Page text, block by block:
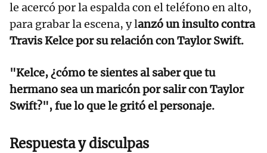
le acercó por la espalda con el teléfono en alto,
para grabar la escena, y lanzó un insulto contra
Travis Kelce por su relación con Taylor Swift.
"Kelce, ¿cómo te sientes al saber que tu
hermano sea un maricón por salir con Taylor
Swift?", fue lo que le gritó el personaje.
Respuesta y disculpas